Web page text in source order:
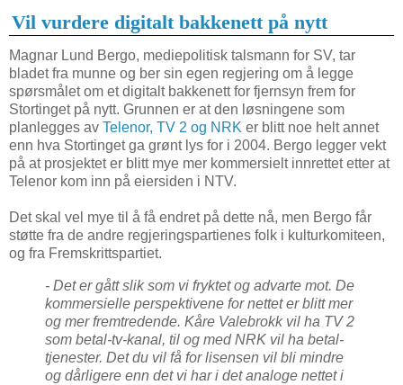
Vil vurdere digitalt bakkenett på nytt
Magnar Lund Bergo, mediepolitisk talsmann for SV, tar
bladet fra munne og ber sin egen regjering om å legge
spørsmålet om et digitalt bakkenett for fjernsyn frem for
Stortinget på nytt. Grunnen er at den løsningene som
planlegges av Telenor, TV 2 og NRK er blitt noe helt annet
enn hva Stortinget ga grønt lys for i 2004. Bergo legger vekt
på at prosjektet er blitt mye mer kommersielt innrettet etter at
Telenor kom inn på eiersiden i NTV.
Det skal vel mye til å få endret på dette nå, men Bergo får
støtte fra de andre regjeringspartienes folk i kulturkomiteen,
og fra Fremskrittspartiet.
- Det er gått slik som vi fryktet og advarte mot. De
kommersielle perspektivene for nettet er blitt mer
og mer fremtredende. Kåre Valebrokk vil ha TV 2
som betal-tv-kanal, til og med NRK vil ha betal-
tjenester. Det du vil få for lisensen vil bli mindre
og dårligere enn det vi har i det analoge nettet i